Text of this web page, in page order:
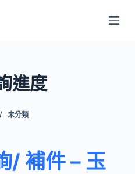
進度
未分類
/ 補件 – 玉